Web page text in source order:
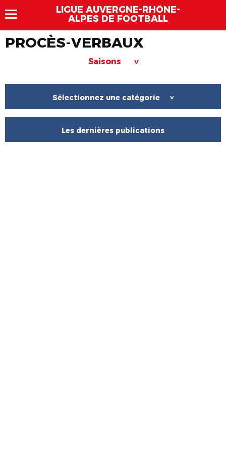
LIGUE AUVERGNE-RHÔNE-
ALPES DE FOOTBALL
PROCÈS-VERBAUX
Saisons >
Sélectionnez une catégorie >
Les dernières publications